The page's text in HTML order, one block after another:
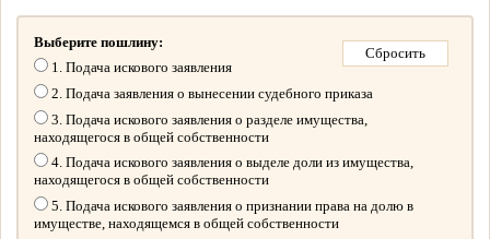
Выберите пошлину:
1. Подача искового заявления
2. Подача заявления о вынесении судебного приказа
3. Подача искового заявления о разделе имущества,
находящегося в общей собственности
4. Подача искового заявления о выделе доли из имущества,
находящегося в общей собственности
5. Подача искового заявления о признании права на долю в
имуществе, находящемся в общей собственности